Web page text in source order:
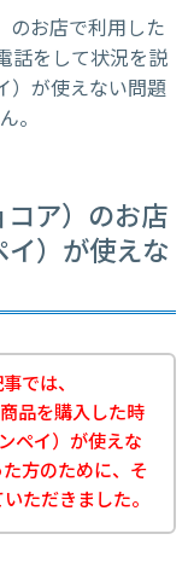
のお店で利用した
話をして状況を説
）が使えない問題
。
コア）のお店
）が使えな
では、
品を購入した時
ペイ）が使えな
方のために、そ
ただきました。